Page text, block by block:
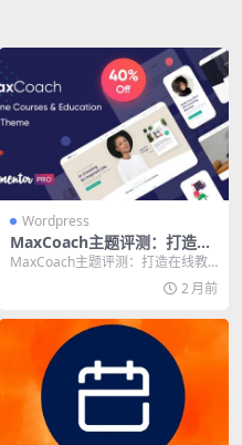
Wordpress
MaxCoach主题评测：打造在
线教育网站的终极利器
MaxCoach主题评测：打造在线教
育网站的终极利器 核心提示：本文
2 月前